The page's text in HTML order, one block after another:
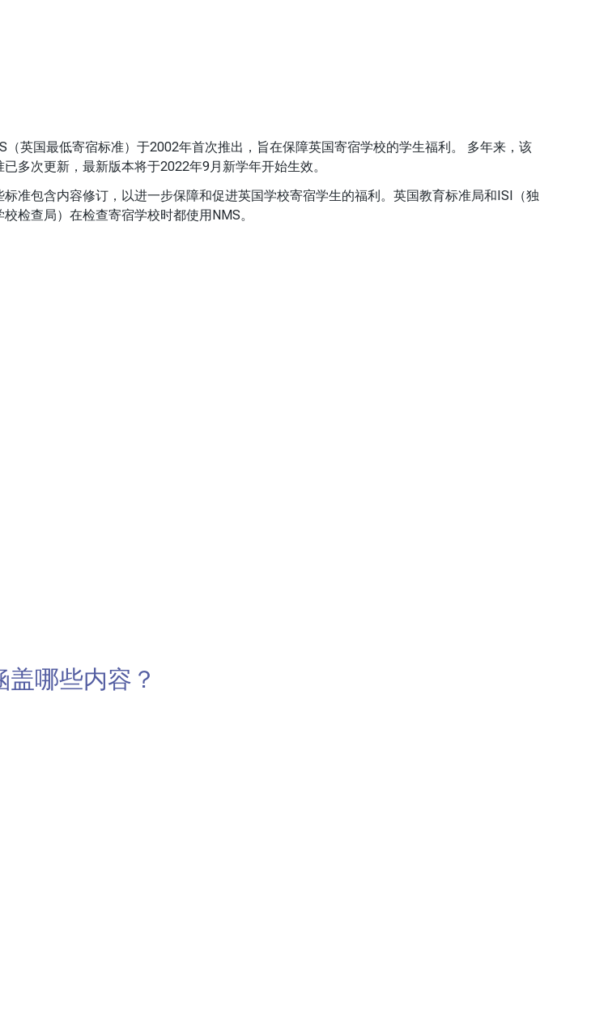
（英国最低寄宿标准）于2002年首次推出，旨在保障英国寄宿学校的学生福利。 多年来，该
已多次更新，最新版本将于2022年9月新学年开始生效。
标准包含内容修订，以进一步保障和促进英国学校寄宿学生的福利。英国教育标准局和ISI（独
校检查局）在检查寄宿学校时都使用NMS。
盖哪些内容？